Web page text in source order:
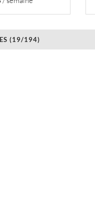
(19/194)